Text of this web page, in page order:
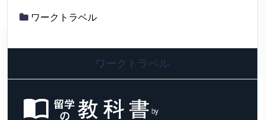
ワークトラベル
ワークトラベル